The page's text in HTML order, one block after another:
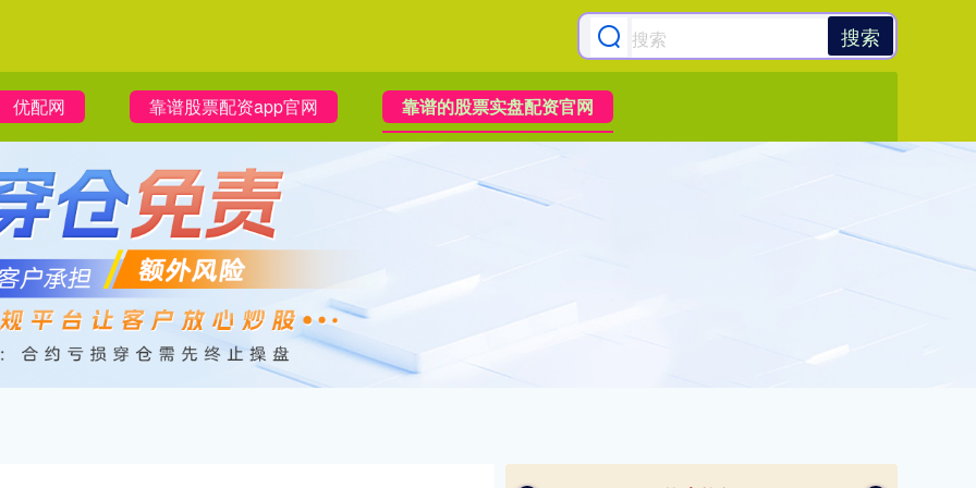
搜索
优配网 靠谱股票配资app官网 靠谱的股票实盘配资官网